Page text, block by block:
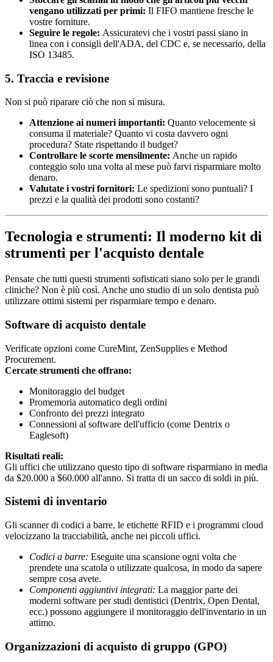
vengano utilizzati per primi: Il FIFO mantiene fresche le
vostre forniture.
Seguire le regole: Assicuratevi che i vostri passi siano in
linea con i consigli dell'ADA, del CDC e, se necessario, della
ISO 13485.
5. Traccia e revisione
Non si può riparare ciò che non si misura.
Attenzione ai numeri importanti: Quanto velocemente si
consuma il materiale? Quanto vi costa davvero ogni
procedura? State rispettando il budget?
Controllare le scorte mensilmente: Anche un rapido
conteggio solo una volta al mese può farvi risparmiare molto
denaro.
Valutate i vostri fornitori: Le spedizioni sono puntuali? I
prezzi e la qualità dei prodotti sono costanti?
Tecnologia e strumenti: Il moderno kit di
strumenti per l'acquisto dentale
Pensate che tutti questi strumenti sofisticati siano solo per le grandi
cliniche? Non è più così. Anche uno studio di un solo dentista può
utilizzare ottimi sistemi per risparmiare tempo e denaro.
Software di acquisto dentale
Verificate opzioni come CureMint, ZenSupplies e Method
Procurement.
Cercate strumenti che offrano:
Monitoraggio del budget
Promemoria automatico degli ordini
Confronto dei prezzi integrato
Connessioni al software dell'ufficio (come Dentrix o
Eaglesoft)
Risultati reali:
Gli uffici che utilizzano questo tipo di software risparmiano in media
da $20.000 a $60.000 all'anno. Si tratta di un sacco di soldi in più.
Sistemi di inventario
Gli scanner di codici a barre, le etichette RFID e i programmi cloud
velocizzano la tracciabilità, anche nei piccoli uffici.
Codici a barre: Eseguite una scansione ogni volta che
prendete una scatola o utilizzate qualcosa, in modo da sapere
sempre cosa avete.
Componenti aggiuntivi integrati: La maggior parte dei
moderni software per studi dentistici (Dentrix, Open Dental,
ecc.) possono aggiungere il monitoraggio dell'inventario in un
attimo.
Organizzazioni di acquisto di gruppo (GPO)